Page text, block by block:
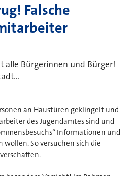
Falsche
alle Bürgerinnen und Bürger!
an Haustüren geklingelt und
des Jugendamtes sind und
Informationen und
wollen. So versuchen sich die